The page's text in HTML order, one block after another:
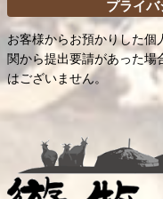
プライ
お客様からお預かりした
関から提出要請があった場
はございません。